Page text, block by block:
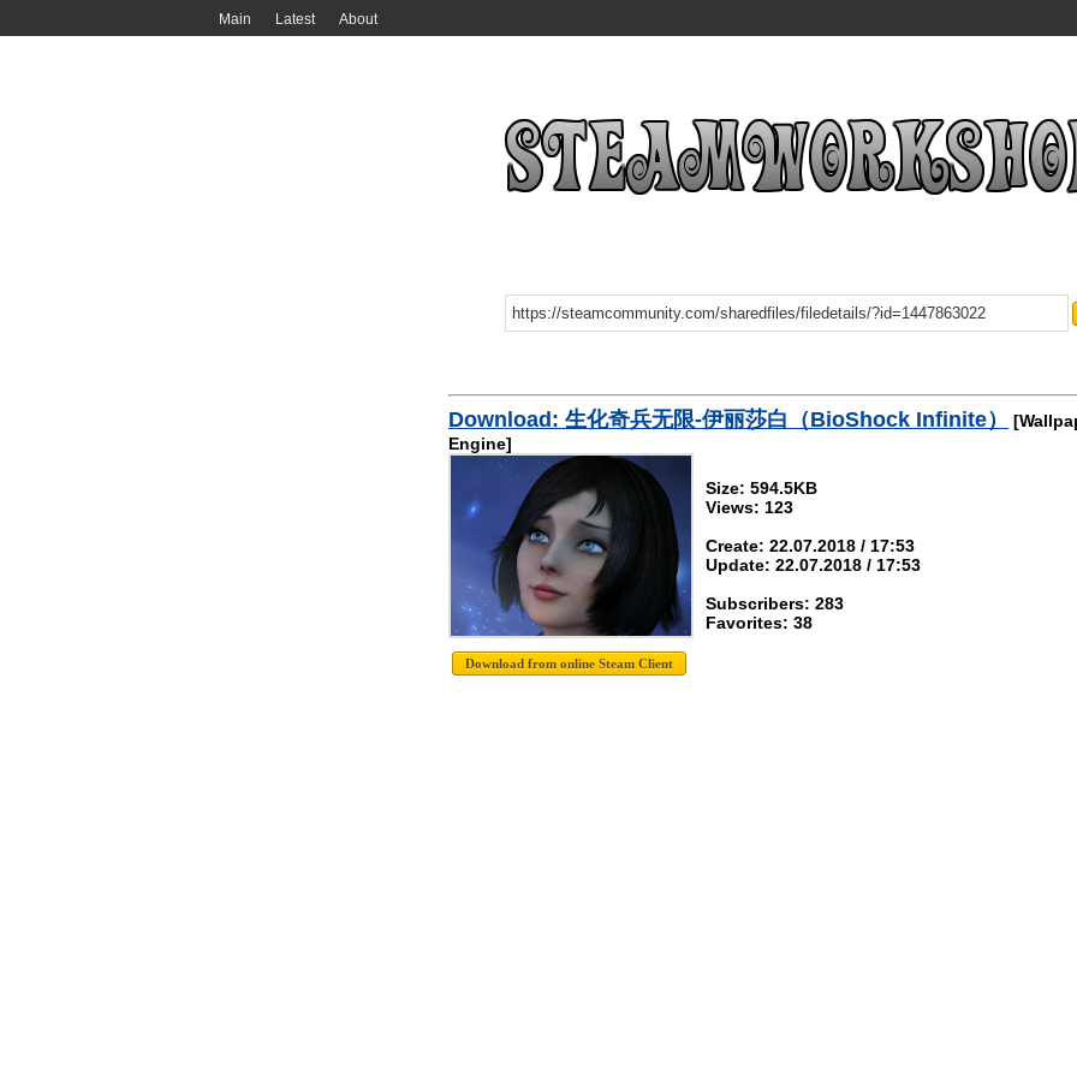
Main Latest About
Download: 生化奇兵无限-伊丽莎白（BioShock Infinite）
Engine]
Size: 594.5KB
Views: 123
Create: 22.07.2018 / 17:53
Update: 22.07.2018 / 17:53
Subscribers: 283
Favorites: 38